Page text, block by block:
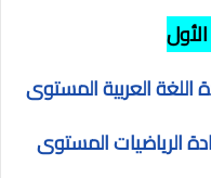
العربية المستوى
الرياضيات المستوى